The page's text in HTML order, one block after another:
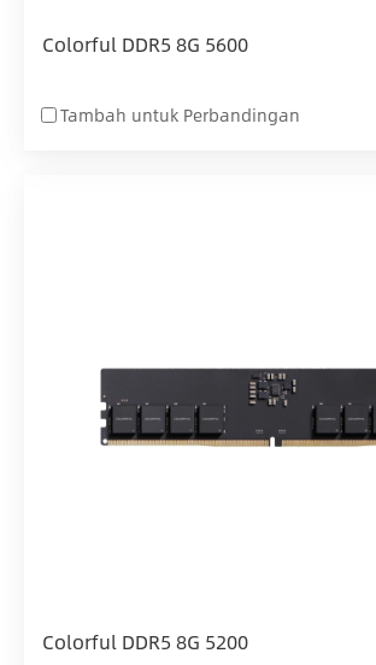
Colorful DDR5 8G 5600
Tambah untuk Perbandingan
Colorful DDR5 8G 5200